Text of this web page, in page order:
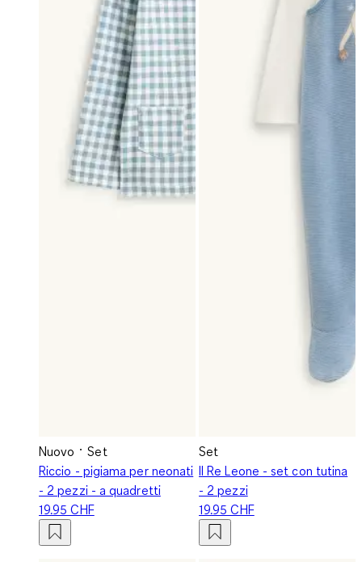
Nuovo
Set
Riccio - pigiama per neonati
- 2 pezzi - a quadretti
19.95 CHF
Set
Il Re Leone - set con tutina
- 2 pezzi
19.95 CHF